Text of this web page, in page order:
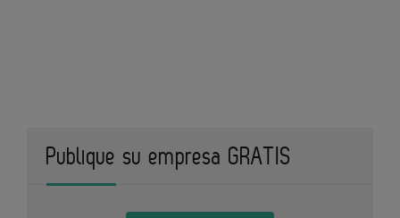
Publique su empresa GRATIS